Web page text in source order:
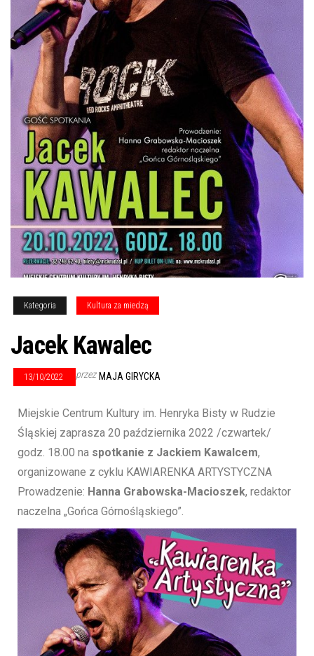
Kategoria Kultura za miedzą
Jacek Kawalec
13/10/2022 przez MAJA GIRYCKA
Miejskie Centrum Kultury im. Henryka Bisty w Rudzie
Śląskiej zaprasza 20 października 2022 /czwartek/
godz. 18.00 na spotkanie z Jackiem Kawalcem,
organizowane z cyklu KAWIARENKA ARTYSTYCZNA
Prowadzenie: Hanna Grabowska-Macioszek, redaktor
naczelna „Gońca Górnośląskiego”.